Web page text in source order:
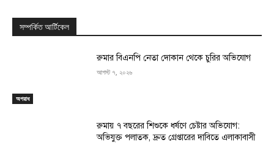
সম্পর্কিত আর্টিকেল
অপরাধ
রুমার বিএনপি নেতা দোকান থেকে চুরির অভিযোগ
আগস্ট ৭, ২০২৬
রুমায় ৭ বছরের শিশুকে ধর্ষণে চেষ্টার অভিযোগ:
অভিযুক্ত পলাতক, দ্রুত গ্রেপ্তারের দাবিতে এলাকাবাসী